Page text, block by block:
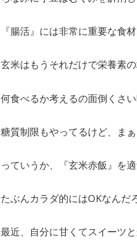
『腸活』には非常に重要な食材
玄米はもうそれだけで栄養素
何食べるか考えるの面倒くさ
糖質制限もやってるけど、ま
っていうか、『玄米赤飯』を
たぶんカラダ的にはOKなんだ
最近、自分に甘くてスイーツ